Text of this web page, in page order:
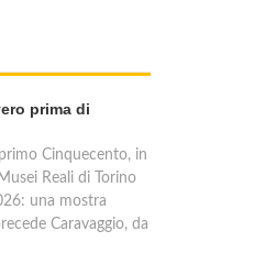
prima di
Cinquecento, in
Reali di Torino
una mostra
Caravaggio, da